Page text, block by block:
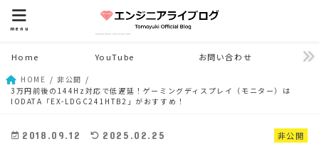
menu
Home YouTube お問い合わせ
HOME
非公開
3万円前後の144Hz対応で低遅延！ゲーミングディスプレイ（モニター）は
IODATA「EX-LDGC241HTB2」がおすすめ！
非公開
2018.09.12 2025.02.25